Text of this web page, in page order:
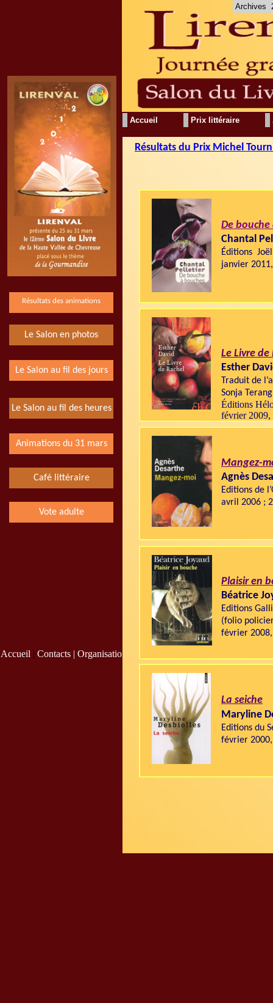
Accueil Prix littéraire
Archives
Résultats des animations
Le Salon en photos
Café littéraire
Le Salon au fil des heures
Vote adulte
Animations du 31 mars
Le Salon au fil des jours
Résultats du Prix Michel
Le Livre de
Esther
Traduit de
Sonja
Éditions
février 2009,
Mangez-
Agnès
Editions de
avril 2006 ;
Plaisir en
Béatrice
Editions
(folio
février
La seiche
Maryline
Editions du
février
De bouche
Chantal
Éditions
janvier
Accueil | Contacts | Organisation